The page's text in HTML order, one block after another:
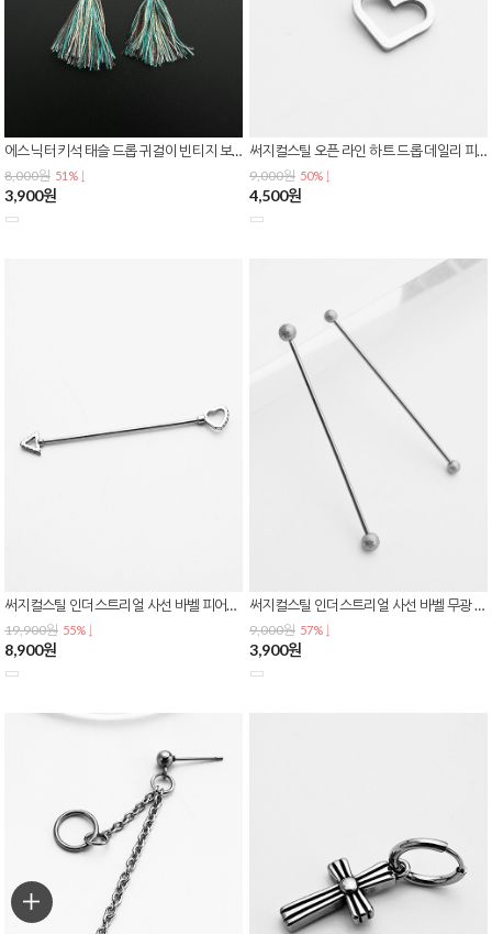
에스닉 터키석 태슬 드롭 귀걸이 빈티지 보헤미안 롱 이어링 E-0610
8,000원 51% ↓
3,900원
써지컬스틸 오픈 라인 하트 드롭 데일리 피어싱 P-0820
9,000원 50% ↓
4,500원
써지컬스틸 인더스트리얼 사선 바벨 피어싱 하트 삼각 큐빅 연골 귀 피어싱 P-0819
19,900원 55% ↓
8,900원
써지컬스틸 인더스트리얼 사선 바벨 무광 샌드 매트 볼 스트레이트 귀 연골 피어싱 P-0818
9,000원 57% ↓
3,900원